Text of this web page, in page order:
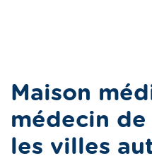
Maison
médecin
les villes